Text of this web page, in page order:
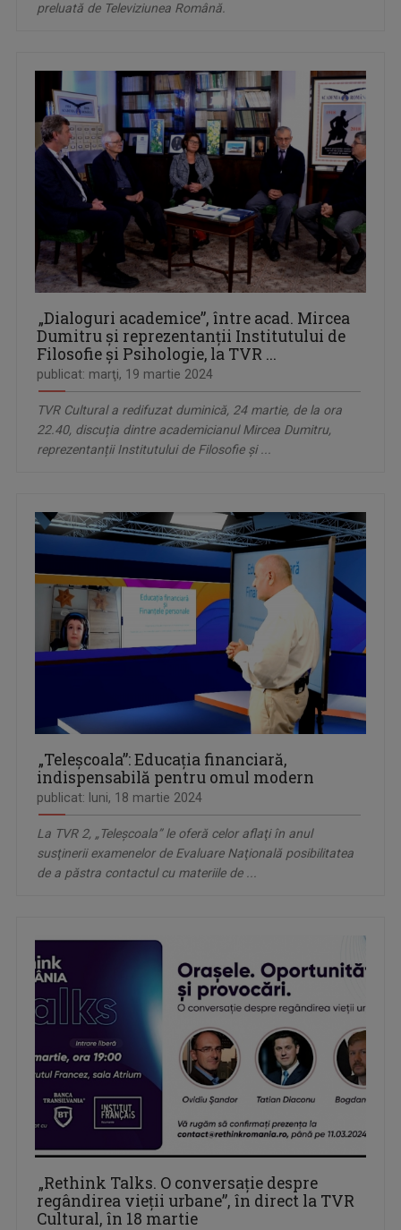
preluată de Televiziunea Română.
„Dialoguri academice”, între acad. Mircea
Dumitru și reprezentanții Institutului de
Filosofie și Psihologie, la TVR ...
publicat: marţi, 19 martie 2024
TVR Cultural a redifuzat duminică, 24 martie, de la ora
22.40, discuția dintre academicianul Mircea Dumitru,
reprezentanții Institutului de Filosofie și ...
„Teleșcoala”: Educaţia financiară,
indispensabilă pentru omul modern
publicat: luni, 18 martie 2024
La TVR 2, „Teleşcoala” le oferă celor aflaţi în anul
susţinerii examenelor de Evaluare Naţională posibilitatea
de a păstra contactul cu materiile de ...
„Rethink Talks. O conversație despre
regândirea vieții urbane”, în direct la TVR
Cultural, în 18 martie